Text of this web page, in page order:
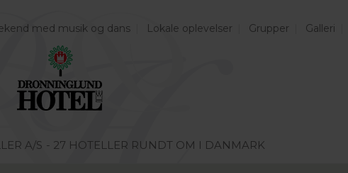
med musik og dans Lokale oplevelser Grupper Galleri
A/S - 27 HOTELLER RUNDT OM I DANMARK